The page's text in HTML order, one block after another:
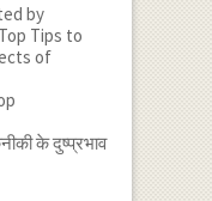
by
Tips to
of
के दुष्प्रभाव